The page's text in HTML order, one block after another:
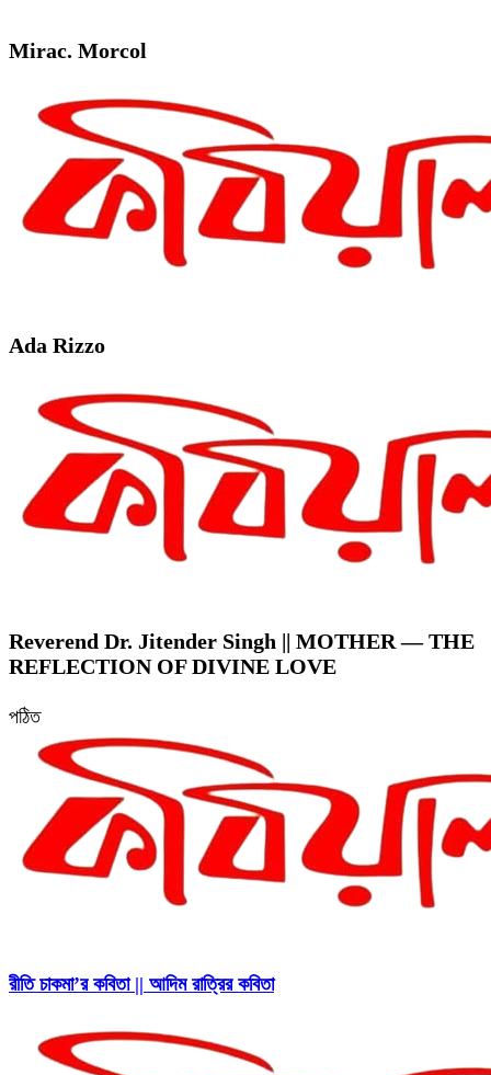
Mirac. Morcol
Ada Rizzo
Reverend Dr. Jitender Singh || MOTHER — THE
REFLECTION OF DIVINE LOVE
পঠিত
রীতি চাকমা’র কবিতা || আদিম রাত্রির কবিতা